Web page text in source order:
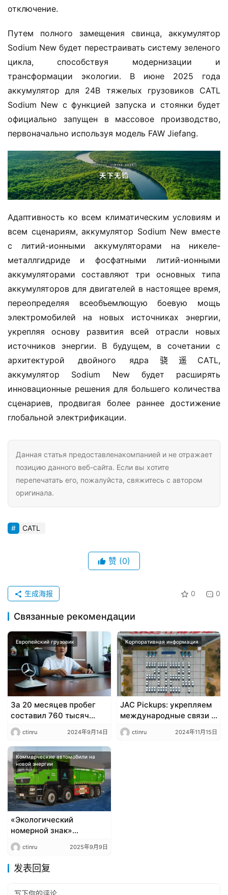
отключение.
Путем полного замещения свинца, аккумулятор
Sodium New будет перестраивать систему зеленого
цикла, способствуя модернизации и
трансформации экологии. В июне 2025 года
аккумулятор для 24В тяжелых грузовиков CATL
Sodium New с функцией запуска и стоянки будет
официально запущен в массовое производство,
первоначально используя модель FAW Jiefang.
Адаптивность ко всем климатическим условиям и
всем сценариям, аккумулятор Sodium New вместе
с литий-ионными аккумуляторами на никеле-
металлгидриде и фосфатными литий-ионными
аккумуляторами составляют три основных типа
аккумуляторов для двигателей в настоящее время,
переопределяя всеобъемлющую боевую мощь
электромобилей на новых источниках энергии,
укрепляя основу развития всей отрасли новых
источников энергии. В будущем, в сочетании с
архитектурой двойного ядра骁遥CATL,
аккумулятор Sodium New будет расширять
инновационные решения для большего количества
сценариев, продвигая более раннее достижение
глобальной электрификации.
Данная статья предоставленакомпанией и не отражает
позицию данного веб-сайта. Если вы хотите
перепечатать его, пожалуйста, свяжитесь с автором
оригинала.
CATL
赞 (0)
0 0
生成海报
Связанные рекомендации
Европейский грузовик
За 20 месяцев пробег
составил 760 тысяч
километров, и он
отметил, что высокая
надёжность и
бесперебойная работа
грузовиков Mercedes-
Benz помогают избегать
ошибок даже в условиях
высокой загруженности
ctinru 2024年9月14日
Корпоративная информация
JAC Pickups: укрепляем
международные связи и
создаем новые визитные
карточки для экспорта!
ctinru 2024年11月15日
Коммерческие автомобили на
новой энергии
«Экологический
номерной знак»
открывает путь:
Самосвал SINOTRUK
HOWO на новой энергии
— «MVP» городского
ctinru 2025年9月9日
发表回复